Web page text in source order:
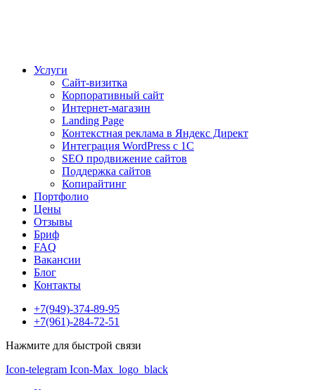
Услуги
Сайт-визитка
Корпоративный сайт
Интернет-магазин
Landing Page
Контекстная реклама в Яндекс Директ
Интеграция WordPress c 1C
SEO продвижение сайтов
Поддержка сайтов
Копирайтинг
Портфолио
Цены
Отзывы
Бриф
FAQ
Вакансии
Блог
Контакты
+7(949)-374-89-95
+7(961)-284-72-51
Нажмите для быстрой связи
Icon-telegram Icon-Max_logo_black